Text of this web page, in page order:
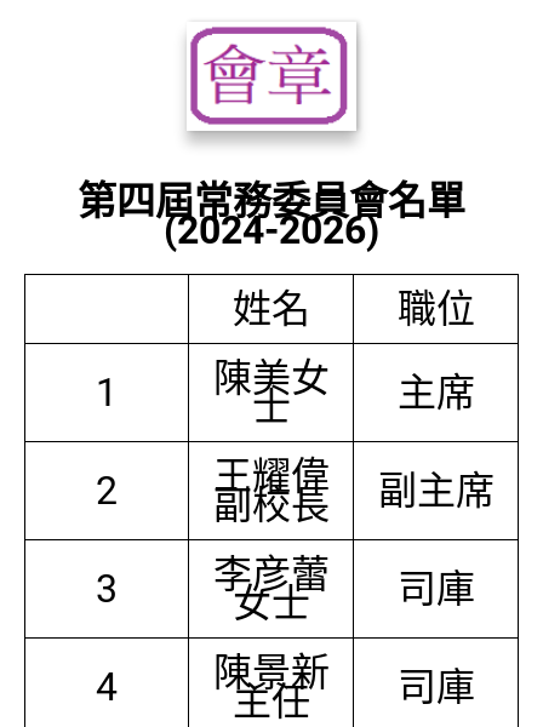
第四屆常務委員會名單
(2024-2026)
姓名
職位
1
陳美女
士 主席
2 王耀偉
副校長 副主席
3 李彦蕾
女士 司庫
4 陳景新
主任 司庫